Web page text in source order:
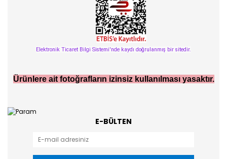
Elektronik Ticaret Bilgi Sistemi'nde kaydı doğrulanmış bir sitedir.
Ürünlere ait fotoğrafların izinsiz kullanılması yasaktır.
E-BÜLTEN